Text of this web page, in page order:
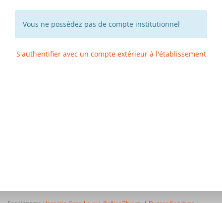
Vous ne possédez pas de compte institutionnel
S'authentifier avec un compte extérieur à l'établissement